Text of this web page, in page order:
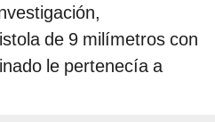
de 9 milímetros con
le pertenecía a